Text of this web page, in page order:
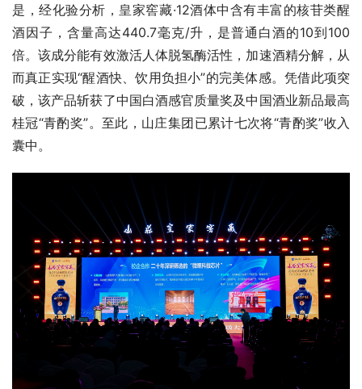
是，经化验分析，皇家窖藏·12酒体中含有丰富的核苷类醒
酒因子，含量高达440.7毫克/升，是普通白酒的10到100
倍。该成分能有效激活人体脱氢酶活性，加速酒精分解，从
而真正实现“醒酒快、饮用负担小”的完美体感。凭借此项突
破，该产品斩获了中国白酒感官质量奖及中国酒业新品最高
桂冠“青酌奖”。至此，山庄集团已累计七次将“青酌奖”收入
囊中。